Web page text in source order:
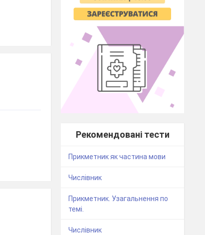
Рекомендовані тести
Прикметник як частина мови
Числівник
Прикметник. Узагальнення по
темі.
Числівник